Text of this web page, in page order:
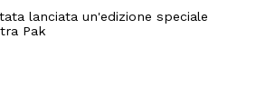
lanciata un'edizione speciale
Pak